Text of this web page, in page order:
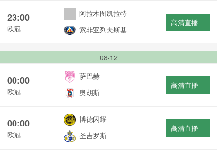
23:00
欧冠
阿拉木图凯拉特
索非亚列夫斯基
高清直播
08-12
00:00
欧冠
萨巴赫
奥胡斯
高清直播
00:00
欧冠
博德闪耀
圣吉罗斯
高清直播